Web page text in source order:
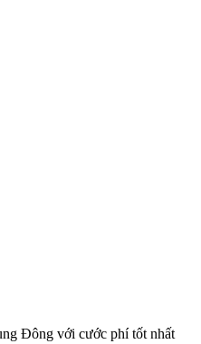
Đông với cước phí tốt nhất